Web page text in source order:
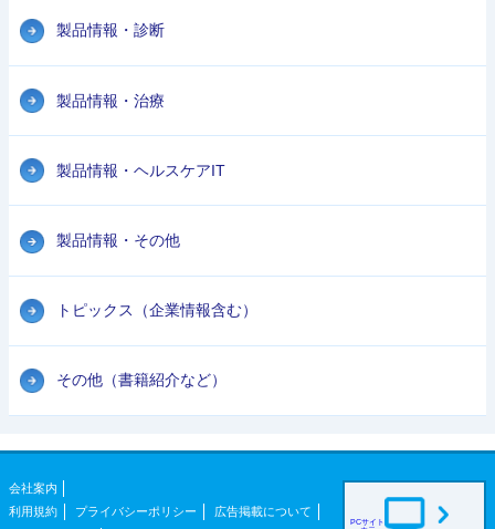
製品情報・診断
製品情報・治療
製品情報・ヘルスケアIT
製品情報・その他
トピックス（企業情報含む）
その他（書籍紹介など）
会社案内
利用規約
プライバシーポリシー
広告掲載について
PCサイト